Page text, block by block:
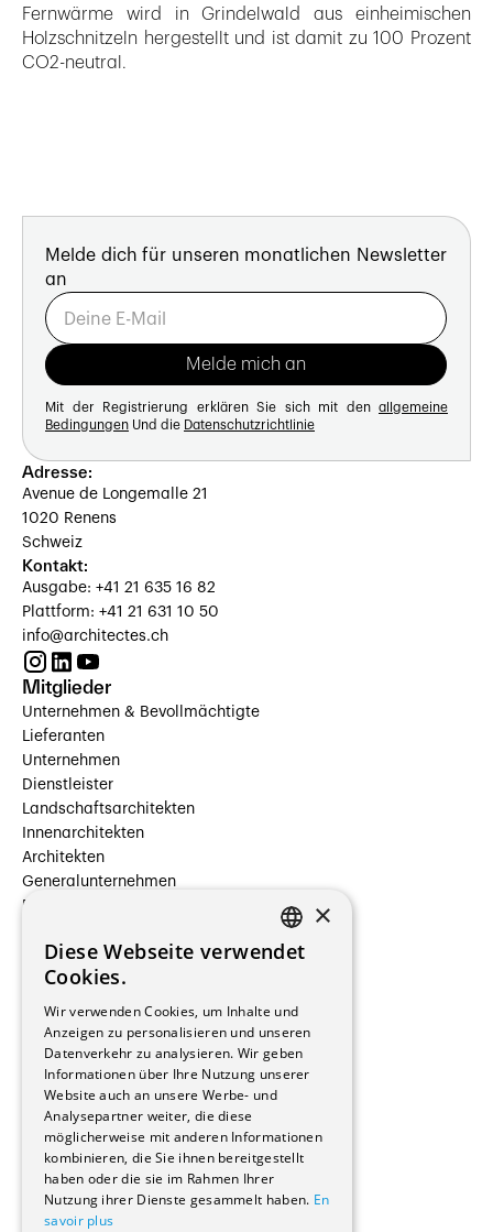
Fernwärme wird in Grindelwald aus einheimischen
Holzschnitzeln hergestellt und ist damit zu 100 Prozent
CO2-neutral.
Melde dich für unseren monatlichen Newsletter
an
Mit der Registrierung erklären Sie sich mit den allgemeine
Bedingungen Und die Datenschutzrichtlinie
Adresse:
Avenue de Longemalle 21
1020 Renens
Schweiz
Kontakt:
Ausgabe: +41 21 635 16 82
Plattform: +41 21 631 10 50
info@architectes.ch
Mitglieder
Unternehmen & Bevollmächtigte
Lieferanten
Unternehmen
Dienstleister
Landschaftsarchitekten
Innenarchitekten
Architekten
Generalunternehmen
Beauftragte Unternehmen
Hersteller/Lieferanten
Bauherrschaften
Immobilienverwaltungsgesellschaften
Stockwerkeigentum
Reportagen
Wohnungen
Renovierungen
Innere Umbauten
Gastgewerbe und Tourismus
Verwaltungsgebäude und Geschäfte
Schuleinrichtungen
Medizinische Einrichtungen
FRENCH
×
Diese Webseite verwendet
Cookies.
Wir verwenden Cookies, um Inhalte und
Anzeigen zu personalisieren und unseren
Datenverkehr zu analysieren. Wir geben
Informationen über Ihre Nutzung unserer
Website auch an unsere Werbe- und
Analysepartner weiter, die diese
möglicherweise mit anderen Informationen
kombinieren, die Sie ihnen bereitgestellt
haben oder die sie im Rahmen Ihrer
Nutzung ihrer Dienste gesammelt haben. En
savoir plus